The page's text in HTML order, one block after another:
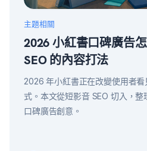
主題相關
2026 小紅書口碑廣告
SEO 的內容打法
2026 年小紅書正在改變使用者
式。本文從短影音 SEO 切入，
口碑廣告創意。